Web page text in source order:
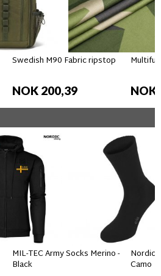
Swedish M90 Fabric ripstop
NOK 200,39 NOK
MIL-TEC Army Socks Merino -
Black
Nordic
Camo